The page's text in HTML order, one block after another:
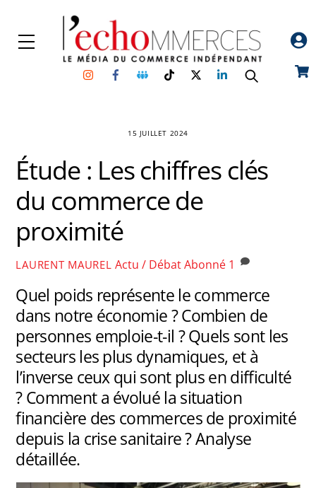
content
Menu
InstagramFacebookGroupe
Facebook
TikTokTwitterLinkedin
15 JUILLET 2024
Étude : Les chiffres clés
du commerce de
proximité
LAURENT MAUREL Actu / DébatAbonné 1
Quel poids représente le commerce
dans notre économie ? Combien de
personnes emploie-t-il ? Quels sont les
secteurs les plus dynamiques, et à
l’inverse ceux qui sont plus en difficulté
? Comment a évolué la situation
financière des commerces de proximité
depuis la crise sanitaire ? Analyse
détaillée.